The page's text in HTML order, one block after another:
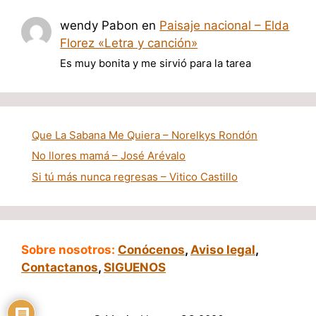
wendy Pabon en Paisaje nacional – Elda
Florez «Letra y canción»
Es muy bonita y me sirvió para la tarea
Que La Sabana Me Quiera – Norelkys Rondón
No llores mamá – José Arévalo
Si tú más nunca regresas – Vitico Castillo
Sobre nosotros: Conócenos, Aviso legal,
Contactanos, SIGUENOS